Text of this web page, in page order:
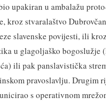
upakiran u ambalažu
kroz stvaralaštvo
slavenske povijesti, ili
u glagoljaško bogoslužje
ili pak panslavistička
pravoslavlju. Drugim
s operativnom